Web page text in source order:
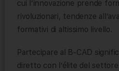
cui l’innovazione prende
rivoluzionari, tendenze
formativi di altissimo livello.
Partecipare al B-CAD
diretto con l’élite del